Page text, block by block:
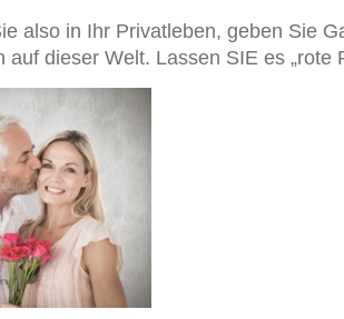
also in Ihr Privatleben, geben Sie
auf dieser Welt. Lassen SIE es